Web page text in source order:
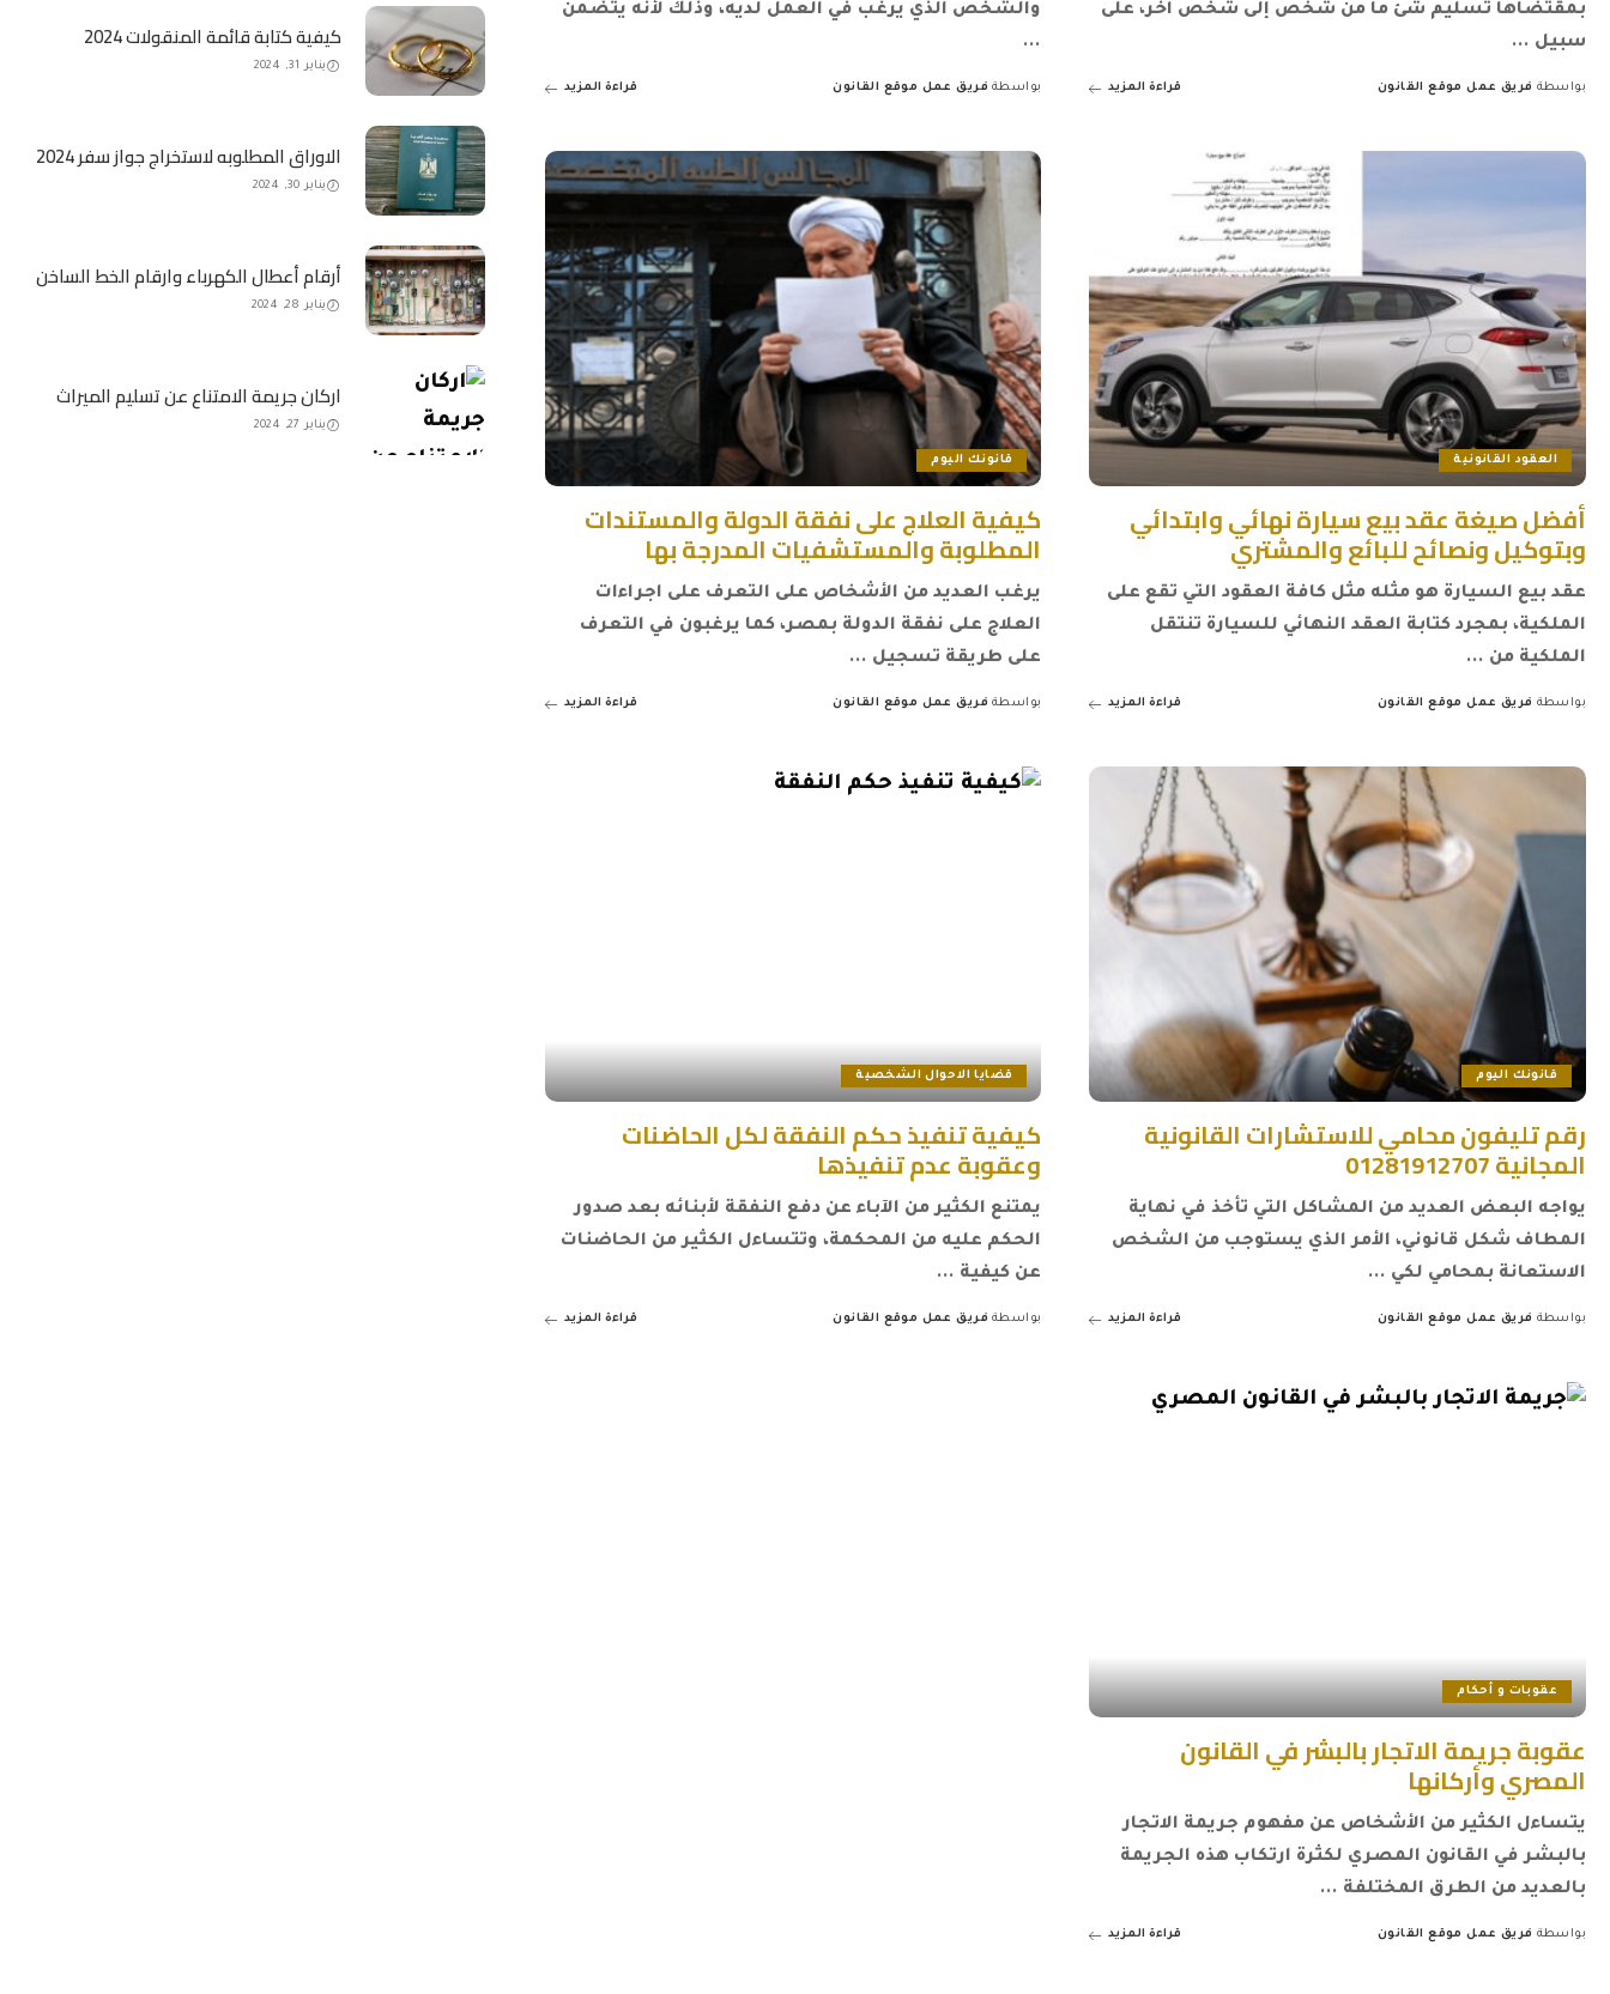
بمقتضاها تسليم شئ ما من شخص إلى شخص آخر، على
سبيل ...
بواسطة فريق عمل موقع القانون قراءة المزيد
والشخص الذي يرغب في العمل لديه، وذلك لأنه يتضمن
...
بواسطة فريق عمل موقع القانون قراءة المزيد
العقود القانونية
أفضل صيغة عقد بيع سيارة نهائي وابتدائي
وبتوكيل ونصائح للبائع والمشتري
عقد بيع السيارة هو مثله مثل كافة العقود التي تقع على
الملكية، بمجرد كتابة العقد النهائي للسيارة تنتقل
الملكية من ...
بواسطة فريق عمل موقع القانون قراءة المزيد
قانونك اليوم
كيفية العلاج على نفقة الدولة والمستندات
المطلوبة والمستشفيات المدرجة بها
يرغب العديد من الأشخاص على التعرف على اجراءات
العلاج على نفقة الدولة بمصر، كما يرغبون في التعرف
على طريقة تسجيل ...
بواسطة فريق عمل موقع القانون قراءة المزيد
قانونك اليوم
رقم تليفون محامي للاستشارات القانونية
المجانية 01281912707
يواجه البعض العديد من المشاكل التي تأخذ في نهاية
المطاف شكل قانوني، الأمر الذي يستوجب من الشخص
الاستعانة بمحامي لكي ...
بواسطة فريق عمل موقع القانون قراءة المزيد
قضايا الاحوال الشخصية
كيفية تنفيذ حكم النفقة لكل الحاضنات
وعقوبة عدم تنفيذها
يمتنع الكثير من الآباء عن دفع النفقة لأبنائه بعد صدور
الحكم عليه من المحكمة، وتتساءل الكثير من الحاضنات
عن كيفية ...
بواسطة فريق عمل موقع القانون قراءة المزيد
عقوبات و أحكام
عقوبة جريمة الاتجار بالبشر في القانون
المصري وأركانها
يتساءل الكثير من الأشخاص عن مفهوم جريمة الاتجار
بالبشر في القانون المصري لكثرة ارتكاب هذه الجريمة
بالعديد من الطرق المختلفة ...
بواسطة فريق عمل موقع القانون قراءة المزيد
كيفية كتابة قائمة المنقولات 2024
يناير 31, 2024
الاوراق المطلوبه لاستخراج جواز سفر 2024
يناير 30, 2024
أرقام أعطال الكهرباء وارقام الخط الساخن
يناير 28, 2024
اركان جريمة الامتناع عن تسليم الميراث
يناير 27, 2024